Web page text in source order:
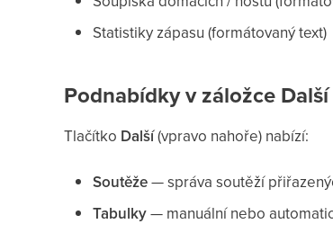
Statistiky zápasu (formátovaný text)
Podnabídky v záložce Další
Tlačítko Další(vpravo nahoře) nabízí:
Soutěže— správa soutěží
Tabulky— manuální nebo